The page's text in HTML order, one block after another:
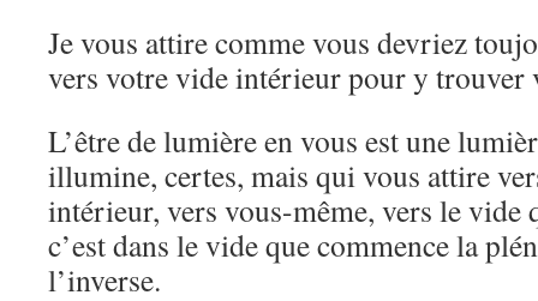
Je vous attire comme vous devriez
vers votre vide intérieur pour y trouver
L’être de lumière en vous est une
illumine, certes, mais qui vous attire
intérieur, vers vous-même, vers le vide
c’est dans le vide que commence la
l’inverse.